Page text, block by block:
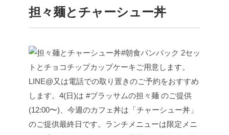
担々麺とチャーシュー丼